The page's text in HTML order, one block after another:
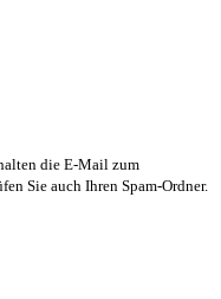
die E-Mail zum
Sie auch Ihren Spam-Ordner.